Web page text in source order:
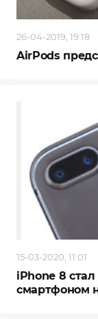
26-04-2019, 19:18
AirPods
15-03-2020, 11:01
iPhone 8
смартфоном